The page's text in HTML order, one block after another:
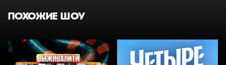
ПОХОЖИЕ ШОУ